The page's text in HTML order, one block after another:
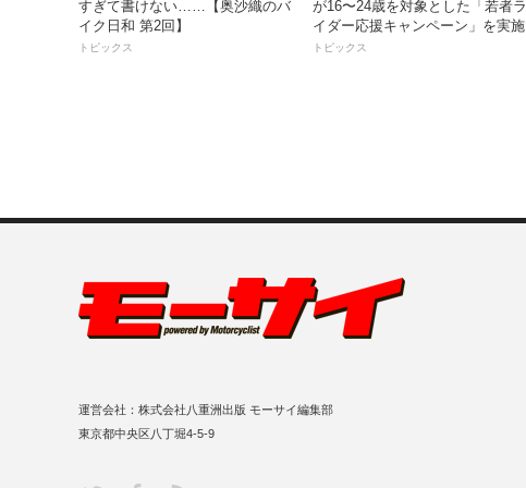
すぎて書けない……【奥沙織のバ
イク日和 第2回】
トピックス
が16〜24歳を対象とした「若者ラ
イダー応援キャンペーン」を実施
トピックス
運営会社：株式会社八重洲出版 モーサイ編集部
東京都中央区八丁堀4-5-9